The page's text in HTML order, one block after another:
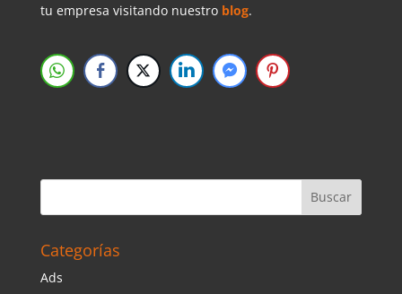
tu empresa visitando nuestro blog.
Categorías
Ads